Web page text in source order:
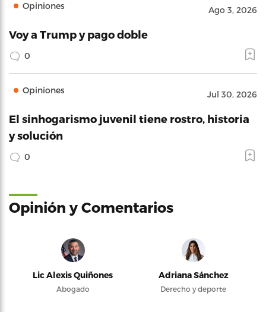
Opiniones Ago 3, 2026
Voy a Trump y pago doble
0
Opiniones Jul 30, 2026
El sinhogarismo juvenil tiene rostro, historia
y solución
0
Opinión y Comentarios
Lic Alexis Quiñones
Abogado
Adriana Sánchez
Derecho y deporte